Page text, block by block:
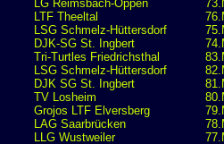
LG Reimsbach-Oppen
LTF Theeltal
LSG Schmelz-Hüttersdorf
DJK-SG St. Ingbert
Tri-Turtles Friedrichsthal
LSG Schmelz-Hüttersdorf
DJK SG St. Ingbert
TV Losheim
Grojos LTF Elversberg
LAG Saarbrücken
LLG Wustweiler